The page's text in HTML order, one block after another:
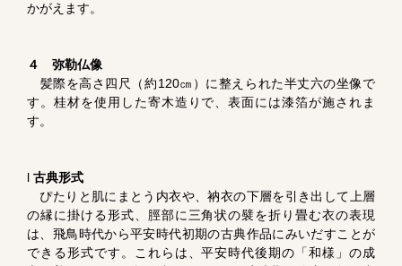
かがえます。
４ 弥勒仏像
髪際を高さ四尺（約120㎝）に整えられた半丈六の坐像で
す。桂材を使用した寄木造りで、表面には漆箔が施されま
す。
l 古典形式
ぴたりと肌にまとう内衣や、衲衣の下層を引き出して上層
の縁に掛ける形式、脛部に三角状の襞を折り畳む衣の表現
は、飛鳥時代から平安時代初期の古典作品にみいだすことが
できる形式です。これらは、平安時代後期の「和様」の成